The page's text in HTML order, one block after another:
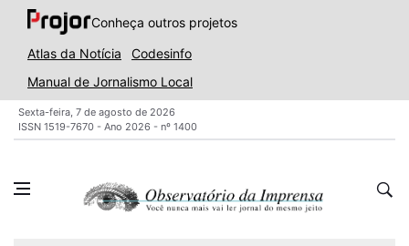
Conheça outros projetos
Atlas da Notícia
Codesinfo
Manual de Jornalismo Local
Sexta-feira, 7 de agosto de 2026
ISSN 1519-7670 - Ano 2026 - nº 1400